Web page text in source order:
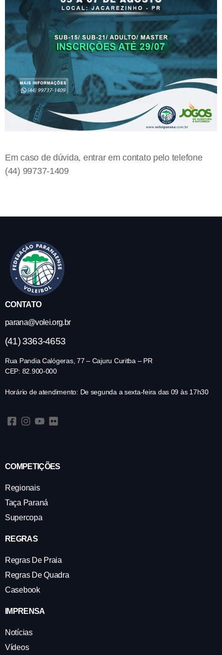
Em caso de dúvida, entrar em contato pelo telefone
(44) 99737-1409
CONTATO
parana@volei.org.br
(41) 3363-4653
Rua Pandia Calógeras, 77 – Cajuru Curitba – PR
CEP: 82.900-000
Horário de atendimento: De segunda a sexta-feira das 09 às 17h30
COMPETIÇÕES
Regionais
Taça Paraná
Supercopa
REGRAS
Regras De Praia
Regras De Quadra
Casebook
IMPRENSA
Notícias
Vídeos